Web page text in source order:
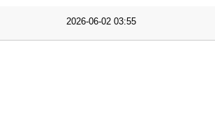
2026-06-02 03:55